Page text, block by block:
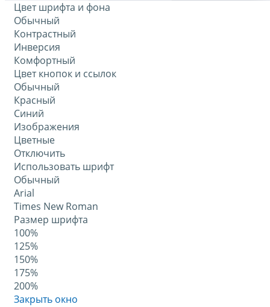
Цвет шрифта и фона
Обычный
Контрастный
Инверсия
Комфортный
Цвет кнопок и ссылок
Обычный
Красный
Синий
Изображения
Цветные
Отключить
Использовать шрифт
Обычный
Arial
Times New Roman
Размер шрифта
100%
125%
150%
175%
200%
Закрыть окно